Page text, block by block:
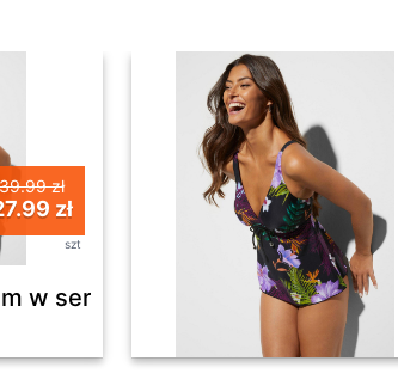
zł
zł
szt
w serek (komplet 2-cz.) - Bonprix